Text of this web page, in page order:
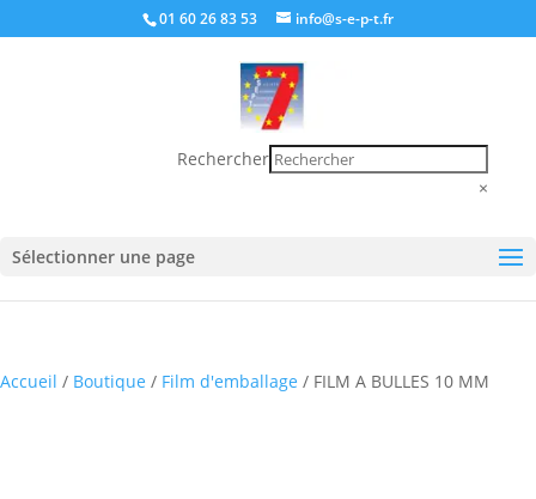
01 60 26 83 53 info@s-e-p-t.fr
Rechercher
×
Sélectionner une page
Accueil / Boutique / Film d'emballage / FILM A BULLES 10 MM